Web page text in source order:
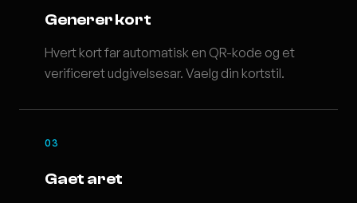
Generer kort
Hvert kort far automatisk en QR-kode og et
verificeret udgivelsesar. Vaelg din kortstil.
03
Gaet aret